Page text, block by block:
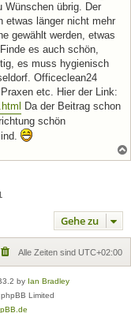
Wünschen übrig. Der
etwas länger nicht mehr
gewählt werden, etwas
es auch schön,
es muss hygienisch
Officeclean24
etc. Hier der Link:
Da der Beitrag schon
schön
Gehe zu
Alle Zeiten sind UTC+02:00
by Ian Bradley
Limited